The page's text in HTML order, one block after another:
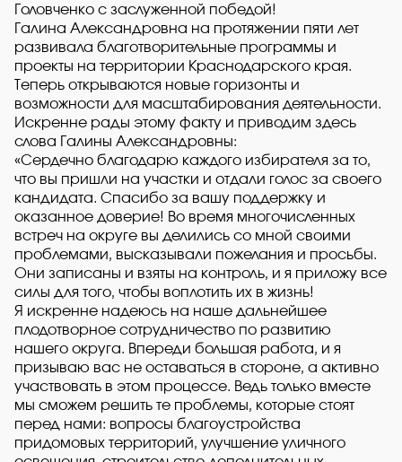
Головченко с заслуженной победой!
Галина Александровна на протяжении пяти лет
развивала благотворительные программы и
проекты на территории Краснодарского края.
Теперь открываются новые горизонты и
возможности для масштабирования деятельности.
Искренне рады этому факту и приводим здесь
слова Галины Александровны:
«Сердечно благодарю каждого избирателя за то,
что вы пришли на участки и отдали голос за своего
кандидата. Спасибо за вашу поддержку и
оказанное доверие! Во время многочисленных
встреч на округе вы делились со мной своими
проблемами, высказывали пожелания и просьбы.
Они записаны и взяты на контроль, и я приложу все
силы для того, чтобы воплотить их в жизнь!
Я искренне надеюсь на наше дальнейшее
плодотворное сотрудничество по развитию
нашего округа. Впереди большая работа, и я
призываю вас не оставаться в стороне, а активно
участвовать в этом процессе. Ведь только вместе
мы сможем решить те проблемы, которые стоят
перед нами: вопросы благоустройства
придомовых территорий, улучшение уличного